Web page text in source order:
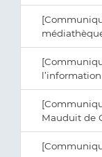
Mauduit de